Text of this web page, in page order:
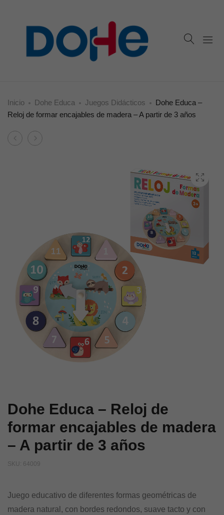
Inicio Dohe Educa Juegos Didácticos
Dohe Educa –
Reloj de formar encajables de madera – A partir de 3 años
Product
Dohe
animales
de
madera
–
A
partir
Dohe
madera
–
A
partir
de
1
años
Dohe Educa – Reloj de
formar encajables de madera
– A partir de 3 años
SKU: 64009
Juego educativo de diferentes formas geométricas de
madera natural, con bordes redondos, suave tacto y con